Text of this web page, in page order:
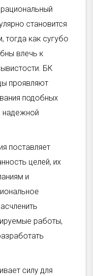
становится
как сугубо
влечь к
БК
проявляют
подобных
надежной
поставляет
целей, их
и
работы,
силу для